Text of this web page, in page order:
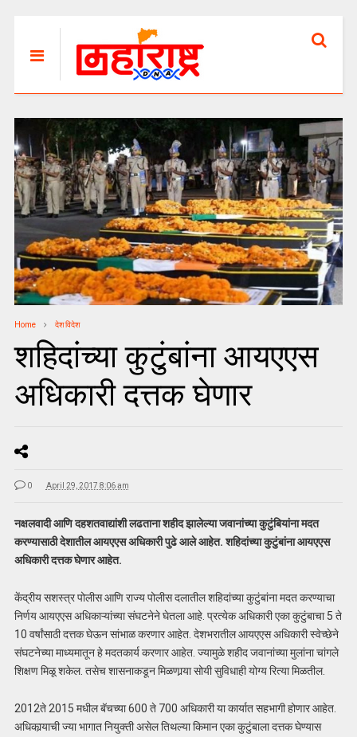
Home देश विदेश
शहिदांच्या कुटुंबांना आयएएस
अधिकारी दत्तक घेणार
0 April 29, 2017 8:06 am
नक्षलवादी आणि दहशतवाद्यांशी लढताना शहीद झालेल्या जवानांच्या कुटुंबियांना मदत
करण्यासाठी देशातील आयएएस अधिकारी पुढे आले आहेत. शहिदांच्या कुटुंबांना आयएएस
अधिकारी दत्तक घेणार आहेत.
केंद्रीय सशस्त्र पोलीस आणि राज्य पोलीस दलातील शहिदांच्या कुटुंबांना मदत करण्याचा
निर्णय आयएएस अधिकाऱ्यांच्या संघटनेने घेतला आहे. प्रत्येक अधिकारी एका कुटुंबाचा 5 ते
10 वर्षांसाठी दत्तक घेऊन सांभाळ करणार आहेत. देशभरातील आयएएस अधिकारी स्‍वेच्‍छेने
संघटनेच्या माध्यमातून हे मदतकार्य करणार आहेत. ज्यामुळे शहीद जवानांच्या मुलांना चांगले
शिक्षण मिळू शकेल. तसेच शासनाकडून मिळणार्‍या सोयी सुविधाही योग्य रित्या मिळतील.
2012ते 2015 मधील बॅचच्या 600 ते 700 अधिकारी या कार्यात सहभागी होणार आहेत.
अधिकार्‍याची ज्या भागात नियुक्ती असेल तिथल्या किमान एका कुटुंबाला दत्तक घेण्यास